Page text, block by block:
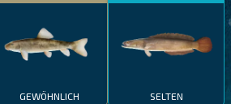
GEWÖHNLICH SELTEN